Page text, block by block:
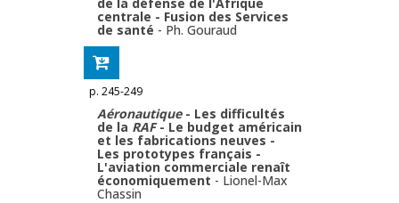
centrale - Fusion des Services
de santé - Ph. Gouraud
p. 245-249
Aéronautique - Les difficultés
de la RAF- Le budget américain
et les fabrications neuves -
Les prototypes français -
L'aviation commerciale renaît
économiquement - Lionel-Max
Chassin